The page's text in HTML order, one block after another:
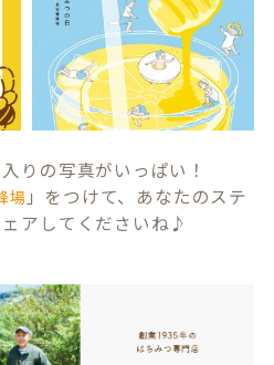
りの写真がいっぱい！
場 」をつけて、あなたのステ
アしてくださいね♪